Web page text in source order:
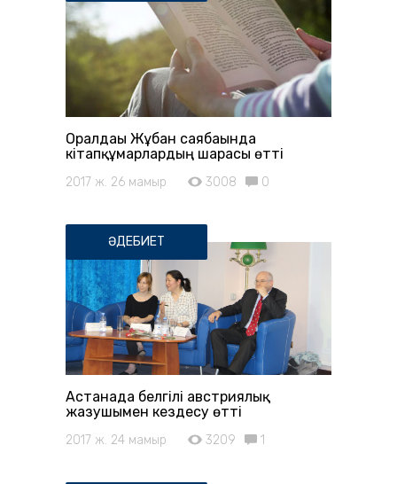
Оралдағы Жұбан саябағында
кітапқұмарлардың шарасы өтті
2017 ж. 26 мамыр 3008 0
ӘДЕБИЕТ
Астанада белгілі австриялық
жазушымен кездесу өтті
2017 ж. 24 мамыр 3209 1